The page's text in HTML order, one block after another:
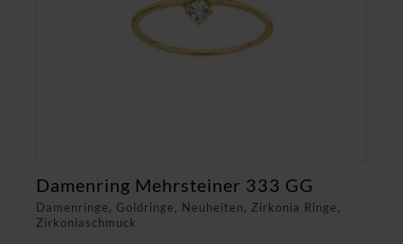
Damenringe, Goldringe, Neuheiten, Zirkonia Ringe,
Zirkoniaschmuck
Damenring Mehrsteiner 333 GG